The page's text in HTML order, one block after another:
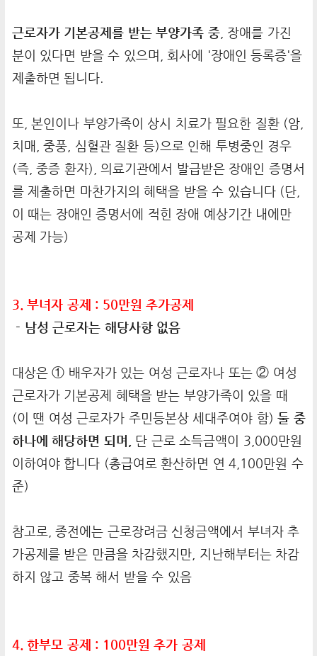
근로자가 기본공제를 받는 부양가족 중, 장애를 가진
분이 있다면 받을 수 있으며, 회사에 '장애인 등록증'을
제출하면 됩니다.
또, 본인이나 부양가족이 상시 치료가 필요한 질환 (암,
치매, 중풍, 심혈관 질환 등)으로 인해 투병중인 경우
(즉, 중증 환자), 의료기관에서 발급받은 장애인 증명서
를 제출하면 마찬가지의 혜택을 받을 수 있습니다 (단,
이 때는 장애인 증명서에 적힌 장애 예상기간 내에만
공제 가능)
3. 부녀자 공제 : 50만원 추가공제
- 남성 근로자는 해당사항 없음
대상은 ① 배우자가 있는 여성 근로자나 또는 ② 여성
근로자가 기본공제 혜택을 받는 부양가족이 있을 때
(이 땐 여성 근로자가 주민등본상 세대주여야 함) 둘 중
하나에 해당하면 되며,
단 근로 소득금액이 3,000만원
이하여야 합니다 (총급여로 환산하면 연 4,100만원 수
준)
참고로, 종전에는 근로장려금 신청금액에서 부녀자 추
가공제를 받은 만큼을 차감했지만, 지난해부터는 차감
하지 않고 중복 해서 받을 수 있음
4. 한부모 공제 : 100만원 추가 공제